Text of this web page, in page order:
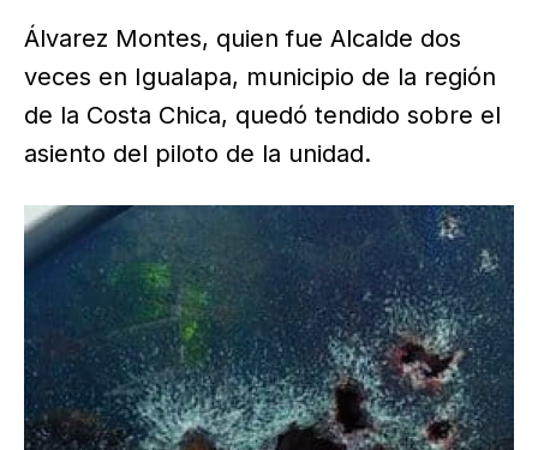
Álvarez Montes, quien fue Alcalde dos
veces en Igualapa, municipio de la región
de la Costa Chica, quedó tendido sobre el
asiento del piloto de la unidad.